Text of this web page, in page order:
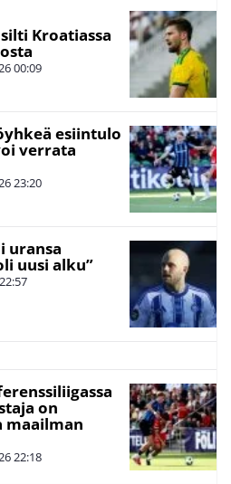
Kroatiassa
00:09
esiintulo
verrata
23:20
uransa
uusi alku”
22:57
on
maailman
22:18